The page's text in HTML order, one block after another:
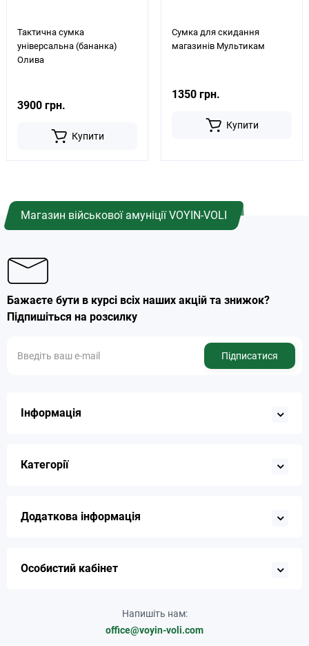
Тактична сумка
універсальна (бананка)
Олива
3900 грн.
Купити
Сумка для скидання
магазинів Мультикам
1350 грн.
Купити
Магазин військової амуніції VOYIN-VOLI
Бажаєте бути в курсі всіх наших акцій та знижок?
Підпишіться на розсилку
Підписатися
Інформація
Категорії
Додаткова інформація
Особистий кабінет
Напишіть нам:
office@voyin-voli.com